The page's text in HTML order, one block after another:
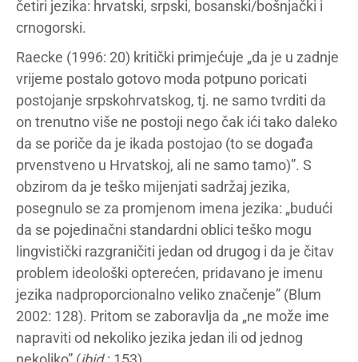
četiri jezika: hrvatski, srpski, bosanski/bošnjački i
crnogorski.
Raecke (1996: 20) kritički primjećuje „da je u zadnje
vrijeme postalo gotovo moda potpuno poricati
postojanje srpskohrvatskog, tj. ne samo tvrditi da
on trenutno više ne postoji nego čak ići tako daleko
da se poriče da je ikada postojao (to se događa
prvenstveno u Hrvatskoj, ali ne samo tamo)”. S
obzirom da je teško mijenjati sadržaj jezika,
posegnulo se za promjenom imena jezika: „budući
da se pojedinačni standardni oblici teško mogu
lingvistički razgraničiti jedan od drugog i da je čitav
problem ideološki opterećen, pridavano je imenu
jezika nadproporcionalno veliko značenje” (Blum
2002: 128). Pritom se zaboravlja da „ne može ime
napraviti od nekoliko jezika jedan ili od jednog